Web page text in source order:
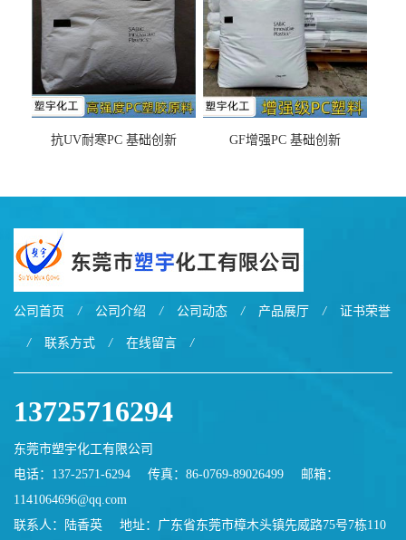
抗UV耐寒PC 基础创新
GF增强PC 基础创新
公司首页 / 公司介绍 / 公司动态 / 产品展厅 / 证书荣誉
/ 联系方式 / 在线留言 /
13725716294
东莞市塑宇化工有限公司
电话：137-2571-6294
传真：86-0769-89026499
邮箱：
1141064696@qq.com
联系人：陆香英
地址：广东省东莞市樟木头镇先威路75号7栋110